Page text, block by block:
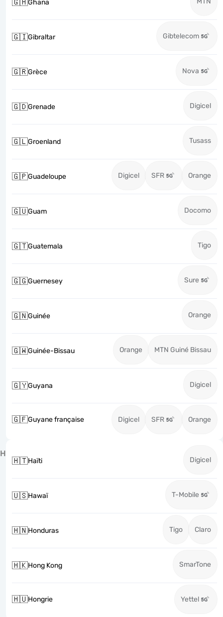
🇬🇭Ghana
🇬🇮Gibraltar Gibtelecom
🇬🇷Grèce Nova
🇬🇩Grenade Digicel
🇬🇱Groenland Tusass
🇬🇵Guadeloupe Digicel SFR Orange
🇬🇺Guam Docomo
🇬🇹Guatemala Tigo
🇬🇬Guernesey Sure
🇬🇳Guinée Orange
🇬🇼Guinée-Bissau Orange MTN Guiné Bissau
🇬🇾Guyana Digicel
🇬🇫Guyane française Digicel SFR Orange
H
🇭🇹Haïti Digicel
🇺🇸Hawaï T-Mobile
🇭🇳Honduras Tigo Claro
🇭🇰Hong Kong SmarTone
🇭🇺Hongrie Yettel